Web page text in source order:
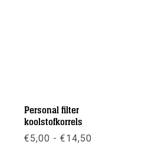
Personal filter
koolstofkorrels
€5,00 - €14,50